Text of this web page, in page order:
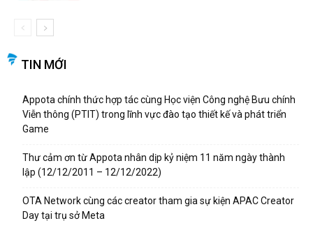
TIN MỚI
Appota chính thức hợp tác cùng Học viện Công nghệ Bưu chính
Viễn thông (PTIT) trong lĩnh vực đào tạo thiết kế và phát triển
Game
Thư cảm ơn từ Appota nhân dịp kỷ niệm 11 năm ngày thành
lập (12/12/2011 – 12/12/2022)
OTA Network cùng các creator tham gia sự kiện APAC Creator
Day tại trụ sở Meta